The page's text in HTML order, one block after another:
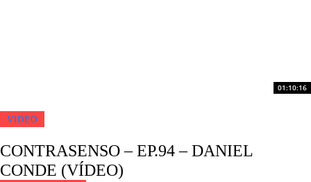
01:10:16
VIDEO
CONTRASENSO – EP.94 – DANIEL
CONDE (VÍDEO)